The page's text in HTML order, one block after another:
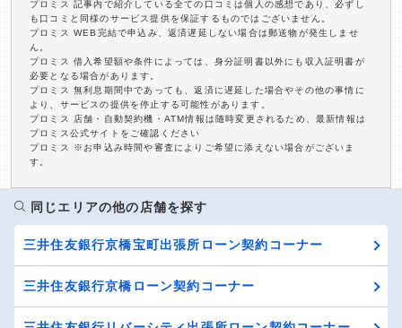
プロミス 記事内で紹介している全ての口コミは個人の感想であり、必ずし
も口コミと同様のサービス提供を保証するものではございません。
プロミス WEB完結で申込み、返済遅延しない場合は郵送物が発生しませ
ん。
プロミス 借入希望額や条件によっては、身分証明書以外にも収入証明書が
必要となる場合があります。
プロミス 無利息期間中であっても、返済に遅延した場合やその他の事情に
より、サービスの提供を停止する可能性があります。
プロミス 店舗・自動契約機・ATM情報は随時変更されるため、最新情報は
プロミス公式サイトをご確認ください
プロミス ※お申込み時間や審査によりご希望に添えない場合がございま
す。
同じエリアの他の店舗を探す
三井住友銀行京橋宝町出張所ローン契約コーナー
三井住友銀行京橋ローン契約コーナー